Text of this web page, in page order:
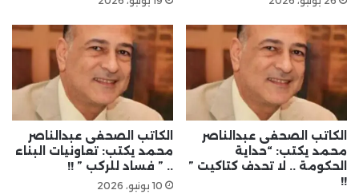
الكاتب الصحفى عبدالناصر
محمد يكتب: “حداية
الحكومة .. لا تحدف كتاكيت ”
!!
الكاتب الصحفى عبدالناصر
محمد يكتب: تعاونيات البناء
.. ” فساد للركب ” !!
10 يونيو، 2026